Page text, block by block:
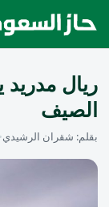
ريال
الصيف
بقلم: شقران الرشيدي•